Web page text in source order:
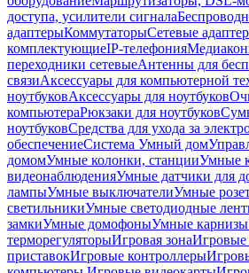
доступа, усилители сигнала
адаптерыКоммутаторыСетевые
комплектующиеIP-телефония
переходники сетевыеАнтенны для
связиАксессуары для компьютерной
ноутбуковАксессуары для ноутбуков
компьютераРюкзаки для ноутбуков
ноутбуковСредства для ухода за
обеспечениеСистема Умный дом
домомУмные колонки, станцииУмные
видеонаблюденияУмные датчики для
лампыУмные выключателиУмные
светильникиУмные светодиодные
замкиУмные домофоныУмные карнизы
терморегуляторыИгровая зонаИгровые
приставокИгровые контроллеры